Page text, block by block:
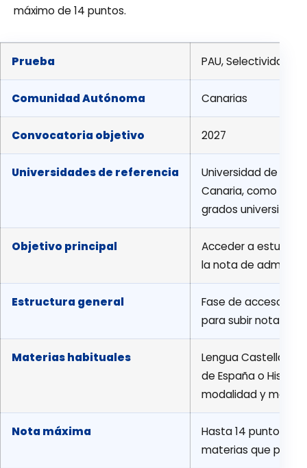
máximo de 14 puntos.
Prueba PAU, Selectividad o
Comunidad Autónoma Canarias
Convocatoria objetivo 2027
Universidades de referencia
Universidad de La
Canaria, como
grados
Objetivo principal
Acceder a estudios
la nota de admisión
Estructura general
Fase de acceso u
para subir nota
Materias habituales
Lengua Castellana y
de España o
modalidad y
Nota máxima
Hasta 14 puntos,
materias que